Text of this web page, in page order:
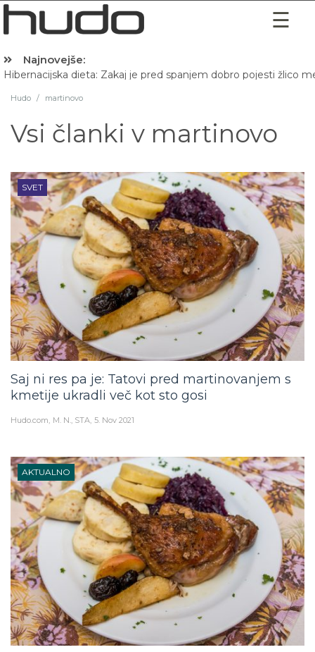
Najnovejše:
Hibernacijska dieta: Zakaj je pred spanjem dobro pojesti žlico
Hudo / martinovo
Vsi članki v martinovo
SVET
Saj ni res pa je: Tatovi pred martinovanjem s
kmetije ukradli več kot sto gosi
Hudo.com M. N., STA 5. Nov 2021
AKTUALNO